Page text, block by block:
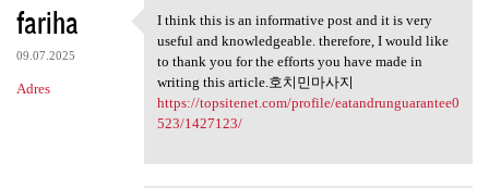
fariha
09.07.2025
Adres
I think this is an
I think this is an informative post and it is very
useful and knowledgeable. therefore, I would like
to thank you for the efforts you have made in
writing this article.호치민마사지
https://topsitenet.com/profile/eatandrunguarantee0
523/1427123/